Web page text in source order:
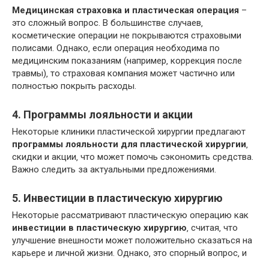
Медицинская страховка и пластическая операция –
это сложный вопрос. В большинстве случаев‚
косметические операции не покрываются страховыми
полисами. Однако‚ если операция необходима по
медицинским показаниям (например‚ коррекция после
травмы)‚ то страховая компания может частично или
полностью покрыть расходы.
4. Программы лояльности и акции
Некоторые клиники пластической хирургии предлагают
программы лояльности для пластической хирургии‚
скидки и акции‚ что может помочь сэкономить средства.
Важно следить за актуальными предложениями.
5. Инвестиции в пластическую хирургию
Некоторые рассматривают пластическую операцию как
инвестиции в пластическую хирургию‚ считая‚ что
улучшение внешности может положительно сказаться на
карьере и личной жизни. Однако‚ это спорный вопрос‚ и